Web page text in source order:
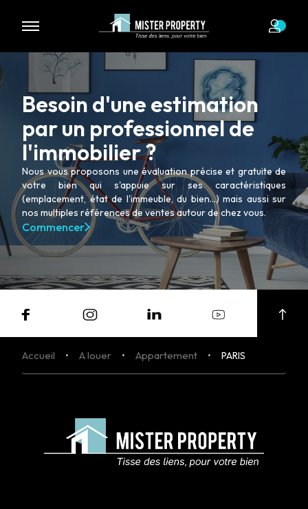
pour le moment , plusieurs options s'offrent à vous :
Transmettez-nous votre demande
Besoin d'une estimation
par un professionnel de
l'immobilier ?
Nous vous proposons une évaluation précise et gratuite de
votre bien qui s'appuie sur ses caractéristiques
(emplacement, état de l'immeuble, du bien...) mais aussi sur
nos multiples références de ventes autour de chez vous.
Commencer
Accueil A louer Appartement PARIS